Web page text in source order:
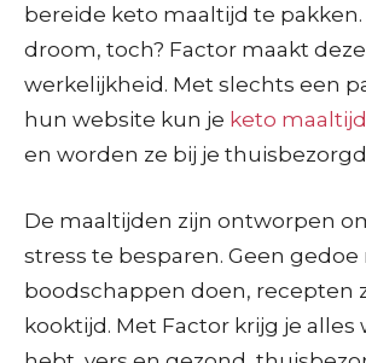
bereide keto maaltijd te pakken.
droom, toch? Factor maakt
werkelijkheid. Met slechts een
hun website kun je keto
en worden ze bij je
De maaltijden zijn ontworpen
stress te besparen. Geen
boodschappen doen, recepten
kooktijd. Met Factor krijg je alles